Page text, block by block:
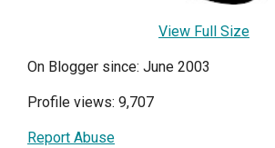
View Full Size
On Blogger since: June 2003
Profile views: 9,707
Report Abuse